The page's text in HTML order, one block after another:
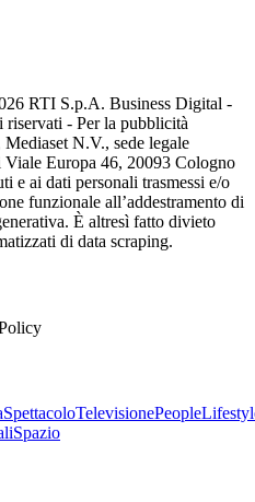
RTI S.p.A. Business Digital -
- Per la pubblicità
N.V., sede legale
Europa 46, 20093 Cologno
e ai dati personali trasmessi e/o
funzionale all’addestramento di
È altresì fatto divieto
di data scraping.
SpettacoloTelevisionePeople
Spazio